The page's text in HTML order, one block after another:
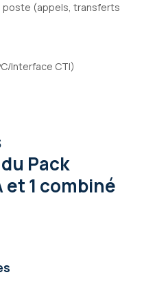
poste (appels, transferts
Interface CTI)
du Pack
et 1 combiné